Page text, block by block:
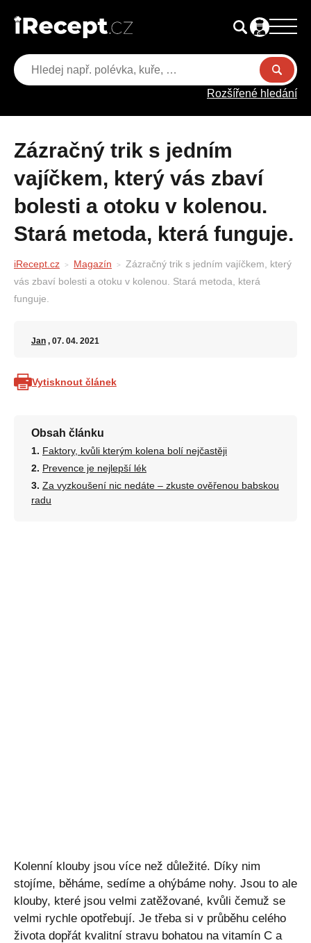
Rozšířené hledání
Zázračný trik s jedním
vajíčkem, který vás zbaví
bolesti a otoku v kolenou.
Stará metoda, která funguje.
iRecept.cz Magazín
Zázračný trik s jedním vajíčkem, který
vás zbaví bolesti a otoku v kolenou. Stará metoda, která
funguje.
Jan , 07. 04. 2021
Vytisknout článek
Obsah článku
Faktory, kvůli kterým kolena bolí nejčastěji
Prevence je nejlepší lék
Za vyzkoušení nic nedáte – zkuste ověřenou babskou
radu
Kolenní klouby jsou více než důležité. Díky nim
stojíme, běháme, sedíme a ohýbáme nohy. Jsou to ale
klouby, které jsou velmi zatěžované, kvůli čemuž se
velmi rychle opotřebují. Je třeba si v průběhu celého
života dopřát kvalitní stravu bohatou na vitamín C a